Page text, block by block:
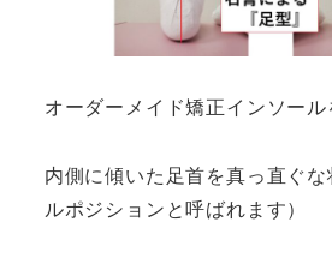
オーダーメイド矯正インソール
内側に傾いた足首を真っ直ぐ
ルポジションと呼ばれます）